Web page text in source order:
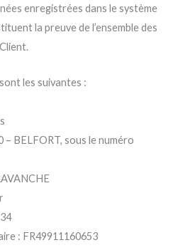
enregistrées dans le système
la preuve de l’ensemble des
les suivantes :
– BELFORT, sous le numéro
: FR49911160653